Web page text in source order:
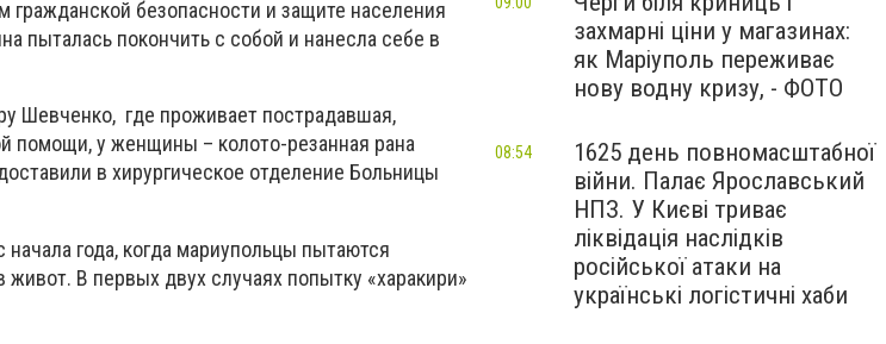
безопасности и защите населения
пыталась покончить с собой и нанесла себе в
Шевченко, где проживает пострадавшая,
помощи, у женщины – колото-резанная рана
в хирургическое отделение Больницы
года, когда мариупольцы пытаются
В первых двух случаях попытку «харакири»
захмарні ціни у магазинах:
як Маріуполь переживає
нову водну кризу, - ФОТО
1625 день повномасштабної
війни. Палає Ярославський
НПЗ. У Києві триває
ліквідація наслідків
російської атаки на
українські логістичні хаби
08:54